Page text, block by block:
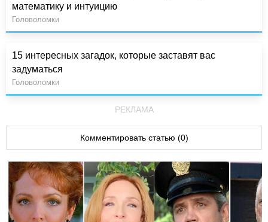
математику и интуицию
Головоломки
15 интересных загадок, которые заставят вас
задуматься
Головоломки
РЕКЛАМА
Комментировать статью (0)